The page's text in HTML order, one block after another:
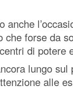
anche
forse da
di potere
lungo sul
alle